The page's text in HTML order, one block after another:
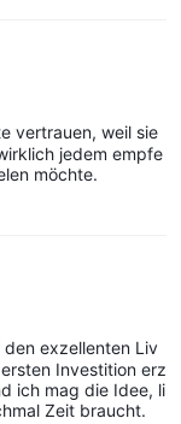
vertrauen, weil sie
jedem empfe
möchte.
exzellenten Liv
Investition erz
ich mag die Idee, li
Zeit braucht.